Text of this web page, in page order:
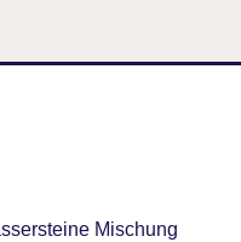
Mischung